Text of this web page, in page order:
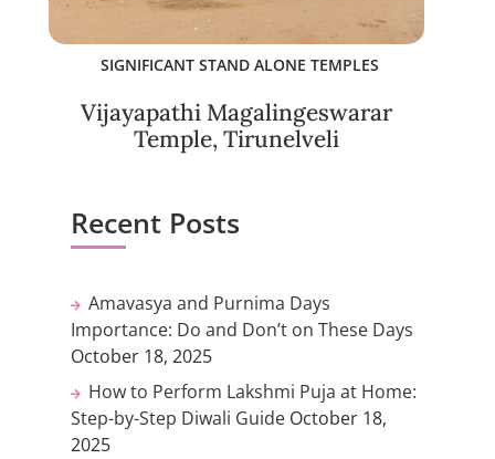
SIGNIFICANT STAND ALONE TEMPLES
Vijayapathi Magalingeswarar
Temple, Tirunelveli
Recent Posts
Amavasya and Purnima Days
Importance: Do and Don’t on These Days
October 18, 2025
How to Perform Lakshmi Puja at Home:
Step-by-Step Diwali Guide October 18,
2025